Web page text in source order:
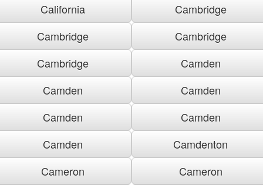
California
Cambridge
Cambridge
Cambridge
Cambridge
Camden
Camden
Camden
Camden
Camden
Camden
Camdenton
Cameron
Cameron